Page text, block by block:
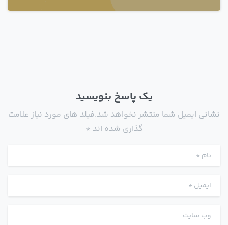
یک پاسخ بنویسید
نشانی ایمیل شما منتشر نخواهد شد.فیلد های مورد نیاز علامت
گذاری شده اند *
نام*
ایمیل *
وب سایت